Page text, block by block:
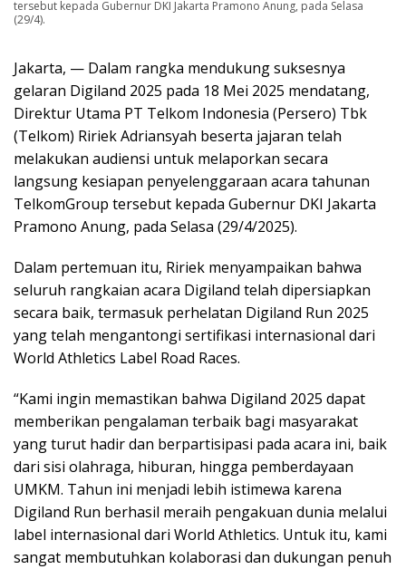
tersebut kepada Gubernur DKI Jakarta Pramono Anung, pada Selasa
(29/4).
Jakarta, — Dalam rangka mendukung suksesnya
gelaran Digiland 2025 pada 18 Mei 2025 mendatang,
Direktur Utama PT Telkom Indonesia (Persero) Tbk
(Telkom) Ririek Adriansyah beserta jajaran telah
melakukan audiensi untuk melaporkan secara
langsung kesiapan penyelenggaraan acara tahunan
TelkomGroup tersebut kepada Gubernur DKI Jakarta
Pramono Anung, pada Selasa (29/4/2025).
Dalam pertemuan itu, Ririek menyampaikan bahwa
seluruh rangkaian acara Digiland telah dipersiapkan
secara baik, termasuk perhelatan Digiland Run 2025
yang telah mengantongi sertifikasi internasional dari
World Athletics Label Road Races.
“Kami ingin memastikan bahwa Digiland 2025 dapat
memberikan pengalaman terbaik bagi masyarakat
yang turut hadir dan berpartisipasi pada acara ini, baik
dari sisi olahraga, hiburan, hingga pemberdayaan
UMKM. Tahun ini menjadi lebih istimewa karena
Digiland Run berhasil meraih pengakuan dunia melalui
label internasional dari World Athletics. Untuk itu, kami
sangat membutuhkan kolaborasi dan dukungan penuh